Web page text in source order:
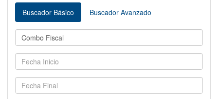
Buscador Básico Buscador Avanzado